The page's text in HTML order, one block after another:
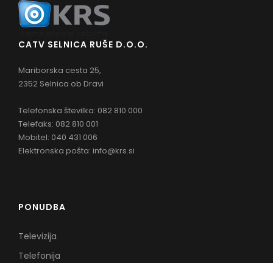
CATV SELNICA RUŠE D.O.O.
Mariborska cesta 25,
2352 Selnica ob Dravi
Telefonska številka: 082 810 000
Telefaks: 082 810 001
Mobitel: 040 431 006
Elektronska pošta: info@krs.si
PONUDBA
Televizija
Telefonija